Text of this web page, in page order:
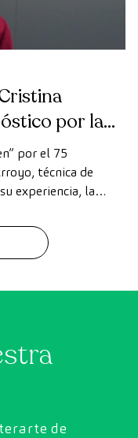
por la
por el 75
técnica de
experiencia, la
de